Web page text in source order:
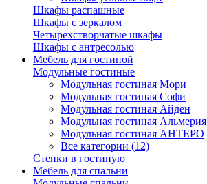
Шкафы распашные
Шкафы с зеркалом
Четырехстворчатые шкафы
Шкафы с антресолью
Мебель для гостиной
Модульные гостиные
Модульная гостиная Мори
Модульная гостиная Софи
Модульная гостиная Айден
Модульная гостиная Альмерия
Модульная гостиная АНТЕРО
Все категории (12)
Стенки в гостиную
Мебель для спальни